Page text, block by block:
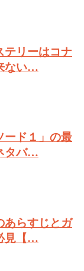
テリーはコナ
ない…
ード１」の最
タバ…
あらすじとガ
見【…